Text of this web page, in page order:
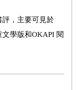
評，主要可見於
文學版和OKAPI 閱